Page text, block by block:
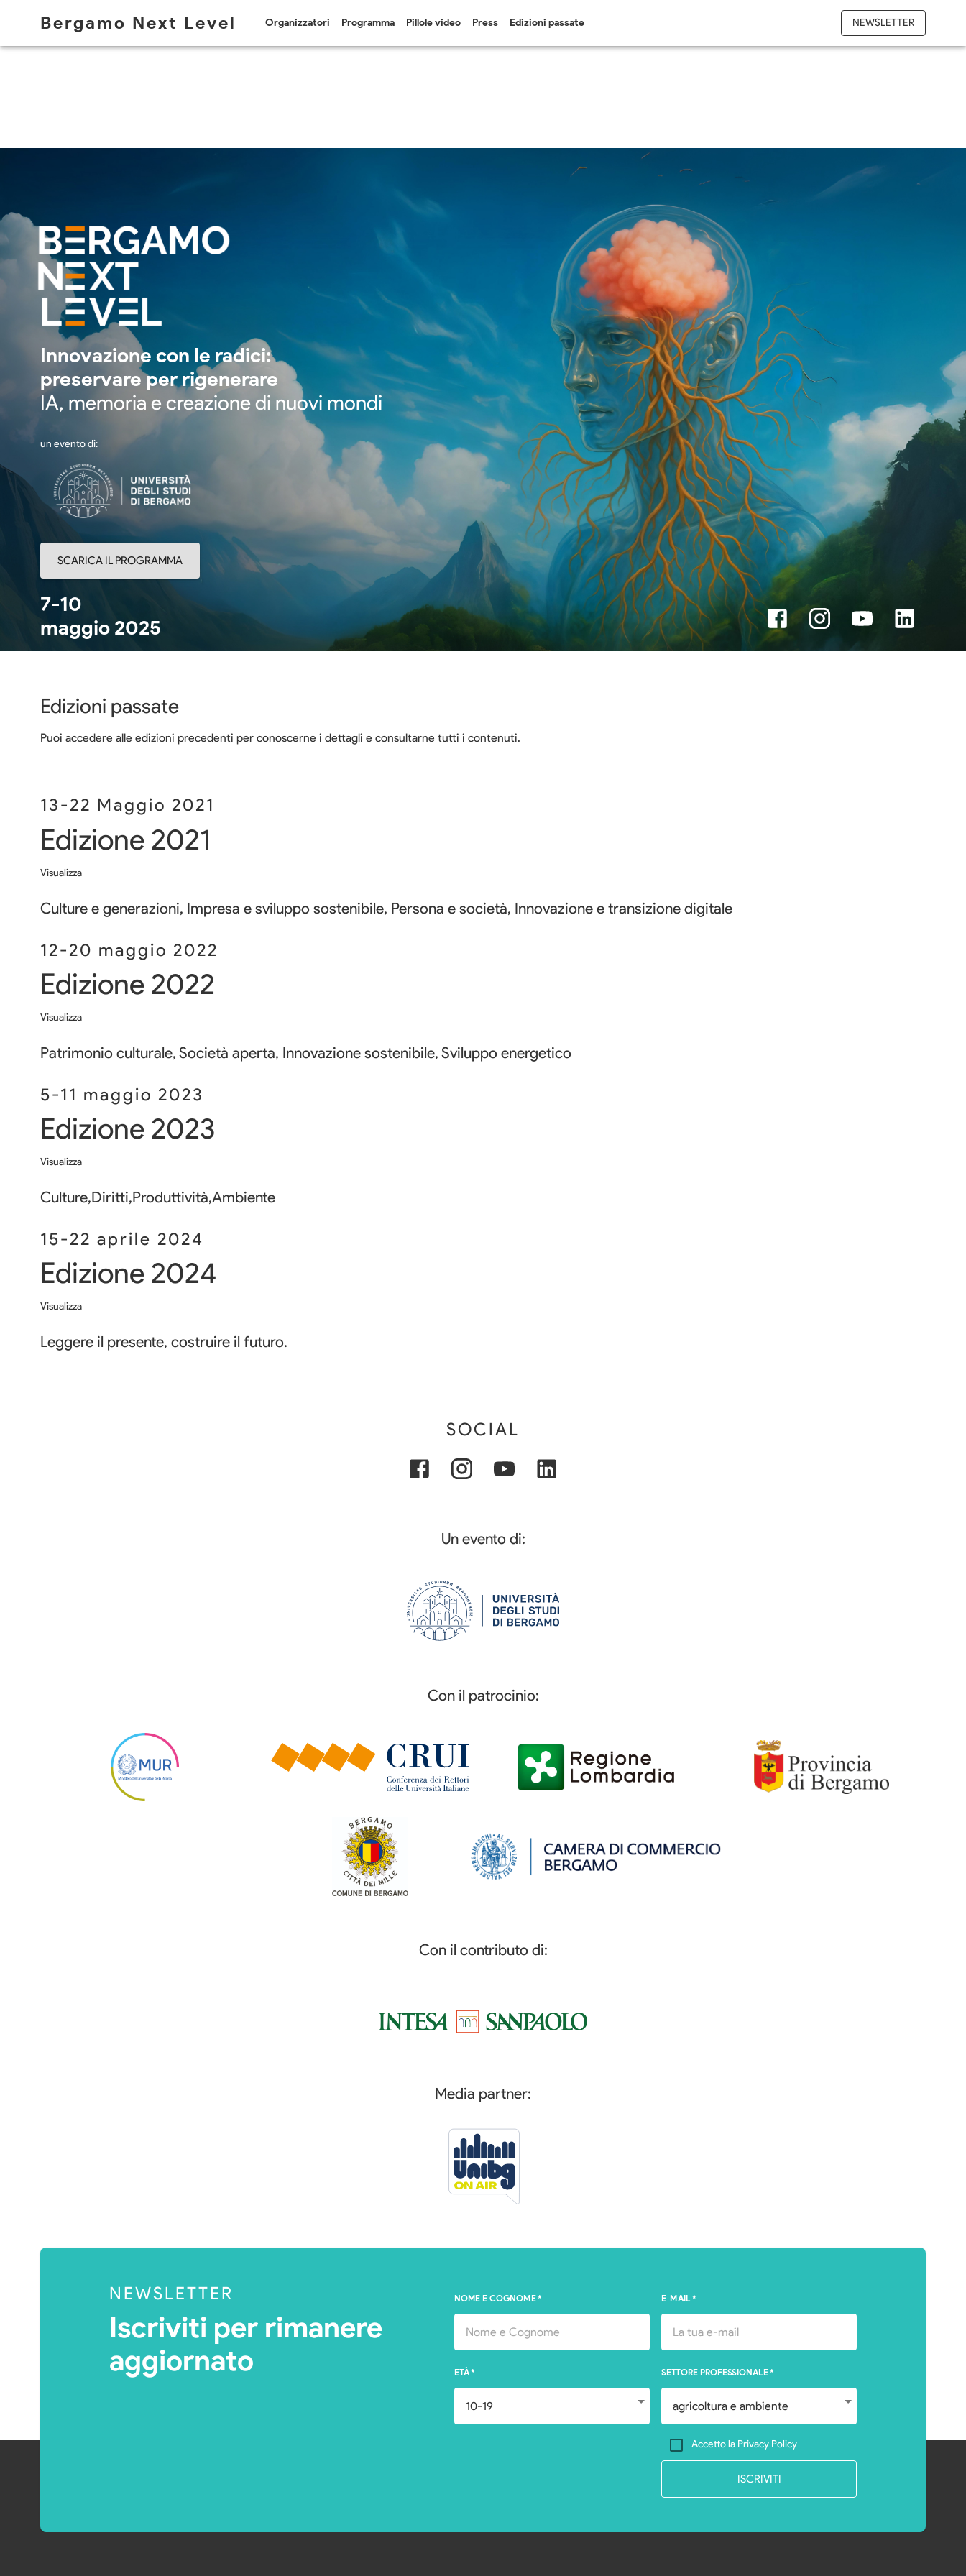
Bergamo Next Level Organizzatori Programma Pillole video Press Edizioni passate NEWSLETTER
Innovazione con le radici:
preservare per rigenerare
IA, memoria e creazione di nuovi mondi
un evento di:
SCARICA IL PROGRAMMA
7-10
maggio 2025
Edizioni passate
Puoi accedere alle edizioni precedenti per conoscerne i dettagli e consultarne tutti i contenuti.
13-22 Maggio 2021
Edizione 2021
Visualizza
Culture e generazioni, Impresa e sviluppo sostenibile, Persona e società, Innovazione e transizione digitale
12-20 maggio 2022
Edizione 2022
Visualizza
Patrimonio culturale, Società aperta, Innovazione sostenibile, Sviluppo energetico
5-11 maggio 2023
Edizione 2023
Visualizza
Culture,Diritti,Produttività,Ambiente
15-22 aprile 2024
Edizione 2024
Visualizza
Leggere il presente, costruire il futuro.
SOCIAL
Un evento di:
Con il patrocinio:
Con il contributo di:
Media partner:
NEWSLETTER
Iscriviti per rimanere
aggiornato
NOME E COGNOME*
ETÀ*
E-MAIL *
SETTORE PROFESSIONALE*
Accetto la Privacy Policy
ISCRIVITI